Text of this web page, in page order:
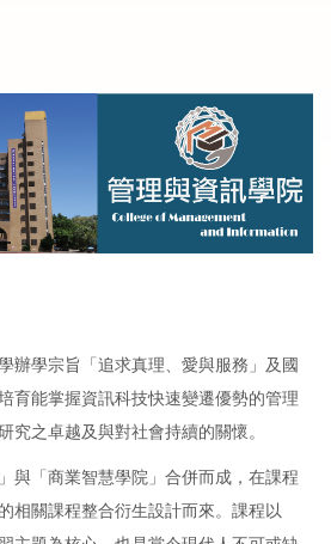
辦學宗旨「追求真理、愛與服務」及國
育能掌握資訊科技快速變遷優勢的管理
究之卓越及與對社會持續的關懷。
與「商業智慧學院」合併而成，在課程
相關課程整合衍生設計而來。課程以